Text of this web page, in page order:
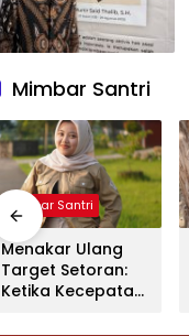
Mimbar Santri
Mimbar Santri
Menakar Ulang
Target Setoran:
Ketika Kecepatan